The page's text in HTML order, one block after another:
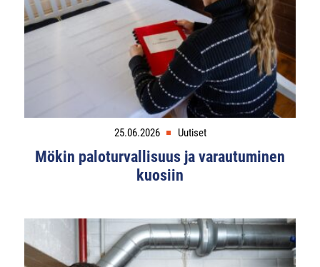
25.06.2026 Uutiset
Mökin paloturvallisuus ja varautuminen
kuosiin